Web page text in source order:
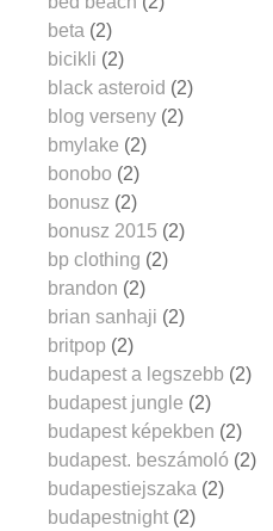
beta (2)
bicikli (2)
black asteroid (2)
blog verseny (2)
bmylake (2)
bonobo (2)
bonusz (2)
bonusz 2015 (2)
bp clothing (2)
brandon (2)
brian sanhaji (2)
britpop (2)
budapest a legszebb (2)
budapest jungle (2)
budapest képekben (2)
budapest. beszámoló (2)
budapestiejszaka (2)
budapestnight (2)